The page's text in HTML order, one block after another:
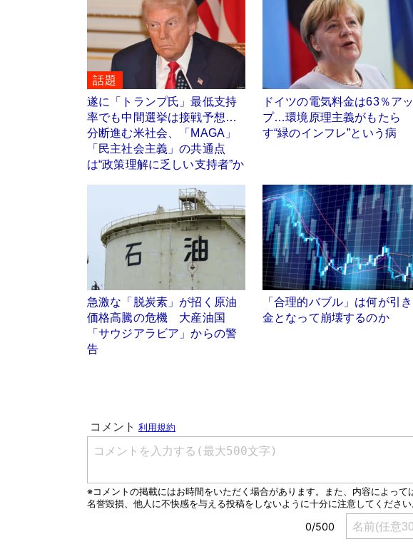
話題
遂に「トランプ氏」最低支持
率でも中間選挙は接戦予想…
分断進む米社会、「MAGA」
「民主社会主義」の共通点
は“政策理解に乏しい支持者”か
ドイツの電気料金は63％アッ
プ…環境原理主義がもたら
す“緑のインフレ”という病
急激な「脱炭素」が招く原油
価格高騰の危機 大産油国
「サウジアラビア」からの警
告
「合理的バブル」は何が引き
金となって崩壊するのか